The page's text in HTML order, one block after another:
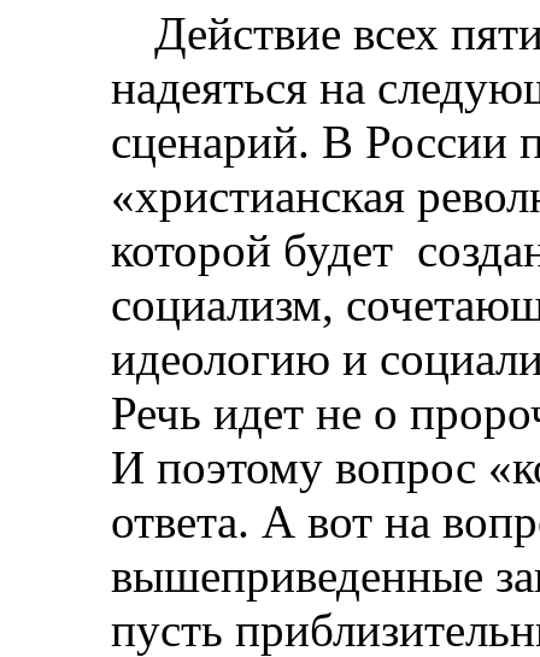
Действие всех
надеяться на
сценарий. В России
«христианская
которой будет
социализм,
идеологию и
Речь идет не о
И поэтому вопрос
ответа. А вот на
вышеприведенные
пусть